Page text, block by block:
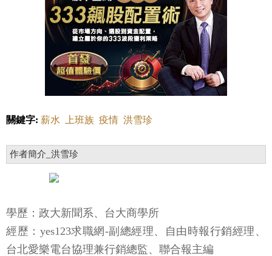
關鍵字: 薪水 上班族 疫情 洪雪珍
作者簡介_洪雪珍
學歷：政大新聞系、台大商學所
經歷：yes123求職網-副總經理、自由時報行銷經理、
台北愛樂電台協理兼行銷總監、聯合報主編